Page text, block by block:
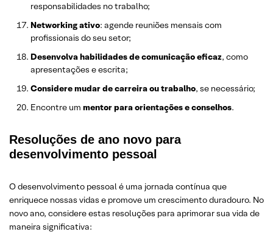
responsabilidades no trabalho;
Networking ativo: agende reuniões mensais com
profissionais do seu setor;
Desenvolva habilidades de comunicação eficaz, como
apresentações e escrita;
Considere mudar de carreira ou trabalho, se necessário;
Encontre um mentor para orientações e conselhos.
Resoluções de ano novo para
desenvolvimento pessoal
O desenvolvimento pessoal é uma jornada contínua que
enriquece nossas vidas e promove um crescimento duradouro. No
novo ano, considere estas resoluções para aprimorar sua vida de
maneira significativa: